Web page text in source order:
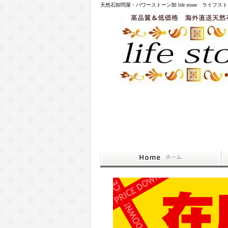
天然石卸問屋・パワーストーン卸 life stone ライフス